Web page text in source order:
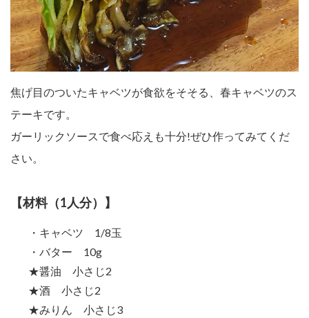
焦げ目のついたキャベツが食欲をそそる、春キャベツのス
テーキです。
ガーリックソースで食べ応えも十分!ぜひ作ってみてくだ
さい。
【材料（1人分）】
・キャベツ 1/8玉
・バター 10g
★醤油 小さじ2
★酒 小さじ2
★みりん 小さじ3